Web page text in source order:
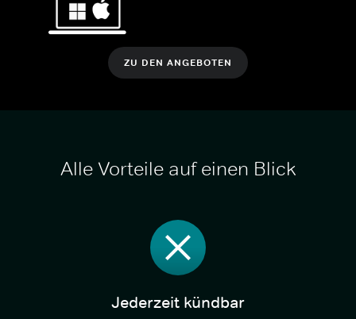
ZU DEN ANGEBOTEN
Alle Vorteile auf einen Blick
Jederzeit kündbar